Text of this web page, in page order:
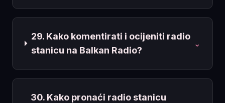
29. Kako komentirati i ocijeniti radio
stanicu na Balkan Radio?
⌄
30. Kako pronaći radio stanicu